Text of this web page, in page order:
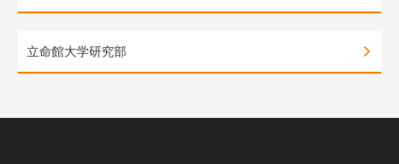
立命館大学研究部